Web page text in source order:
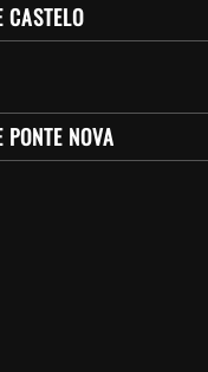
CASTELO
NOVA